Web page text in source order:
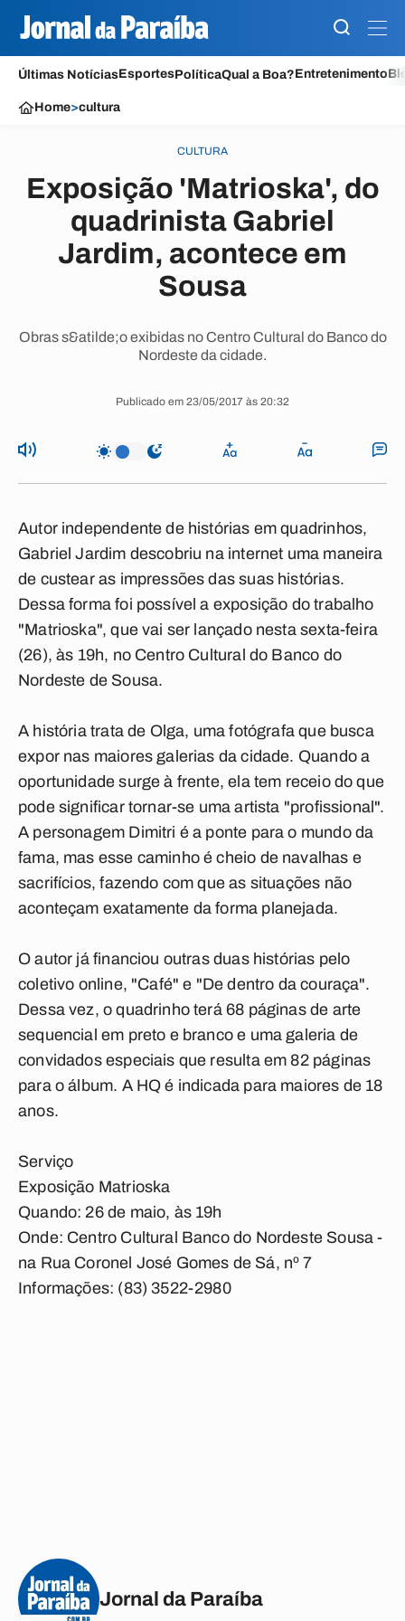
Últimas NotíciasEsportesPolíticaQual a Boa?Entretenimento
Home>cultura
CULTURA
Exposição 'Matrioska', do
quadrinista Gabriel
Jardim, acontece em
Sousa
Obras s&atilde;o exibidas no Centro Cultural do Banco do
Nordeste da cidade.
Publicado em 23/05/2017 às 20:32
Autor independente de histórias em quadrinhos,
Gabriel Jardim descobriu na internet uma maneira
de custear as impressões das suas histórias.
Dessa forma foi possível a exposição do trabalho
"Matrioska", que vai ser lançado nesta sexta-feira
(26), às 19h, no Centro Cultural do Banco do
Nordeste de Sousa.
A história trata de Olga, uma fotógrafa que busca
expor nas maiores galerias da cidade. Quando a
oportunidade surge à frente, ela tem receio do que
pode significar tornar-se uma artista "profissional".
A personagem Dimitri é a ponte para o mundo da
fama, mas esse caminho é cheio de navalhas e
sacrifícios, fazendo com que as situações não
aconteçam exatamente da forma planejada.
O autor já financiou outras duas histórias pelo
coletivo online, "Café" e "De dentro da couraça".
Dessa vez, o quadrinho terá 68 páginas de arte
sequencial em preto e branco e uma galeria de
convidados especiais que resulta em 82 páginas
para o álbum. A HQ é indicada para maiores de 18
anos.
Serviço
Exposição Matrioska
Quando: 26 de maio, às 19h
Onde: Centro Cultural Banco do Nordeste Sousa -
na Rua Coronel José Gomes de Sá, nº 7
Informações: (83) 3522-2980
Jornal da Paraíba